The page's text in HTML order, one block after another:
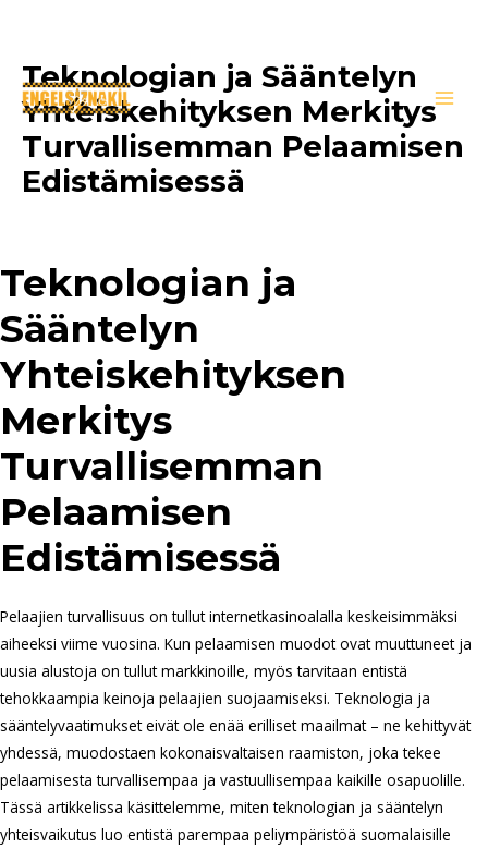
İçeriğe
atla
Main
Teknologian ja Sääntelyn
Yhteiskehityksen Merkitys
Turvallisemman Pelaamisen
Edistämisessä
Teknologian ja
Sääntelyn
Yhteiskehityksen
Merkitys
Turvallisemman
Pelaamisen
Edistämisessä
Pelaajien turvallisuus on tullut internetkasinoalalla keskeisimmäksi
aiheeksi viime vuosina. Kun pelaamisen muodot ovat muuttuneet ja
uusia alustoja on tullut markkinoille, myös tarvitaan entistä
tehokkaampia keinoja pelaajien suojaamiseksi. Teknologia ja
sääntelyvaatimukset eivät ole enää erilliset maailmat – ne kehittyvät
yhdessä, muodostaen kokonaisvaltaisen raamiston, joka tekee
pelaamisesta turvallisempaa ja vastuullisempaa kaikille osapuolille.
Tässä artikkelissa käsittelemme, miten teknologian ja sääntelyn
yhteisvaikutus luo entistä parempaa peliympäristöä suomalaisille